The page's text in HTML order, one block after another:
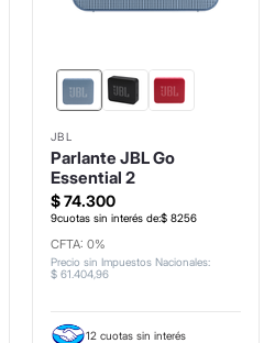
JBL
Parlante JBL Go
Essential 2
$74.300
9cuotas sin interés de:$ 8256
CFTA: 0%
Precio sin Impuestos Nacionales:
$ 61 404,96
12 cuotas sin interés